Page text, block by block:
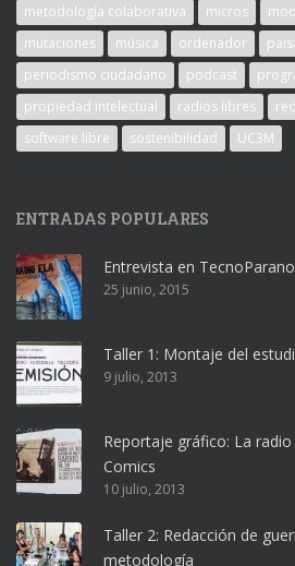
metodología colaborativa
micros
mutaciones
música ordenador
periodismo ciudadano
podcast
propiedad intelectual
radios libres
software libre
sostenibilidad UC3M
ENTRADAS POPULARES
Entrevista en
25 junio, 2015
Taller 1: Montaje del
9 julio, 2013
Reportaje gráfico: La
Comics
10 julio, 2013
Taller 2: Redacción de
metodología